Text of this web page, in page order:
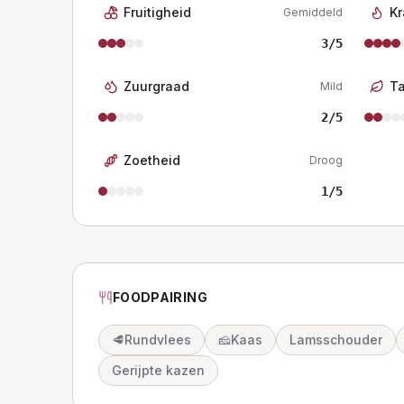
Fruitigheid Gemiddeld
3/5
Zuurgraad Mild
2/5
Zoetheid Droog
1 /5
FOODPAIRING
🥩Rundvlees 🧀Kaas
Lamsschouder
Gerijpte kazen